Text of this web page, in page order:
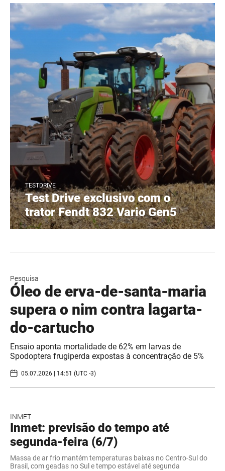
TESTDRIVE
Test Drive exclusivo com o
trator Fendt 832 Vario Gen5
Pesquisa
Óleo de erva-de-santa-maria
supera o nim contra lagarta-
do-cartucho
Ensaio aponta mortalidade de 62% em larvas de
Spodoptera frugiperda expostas à concentração de 5%
05.07.2026 | 14:51 (UTC -3)
INMET
Inmet: previsão do tempo até
segunda-feira (6/7)
Massa de ar frio mantém temperaturas baixas no Centro-Sul do
Brasil, com geadas no Sul e tempo estável até segunda